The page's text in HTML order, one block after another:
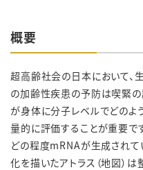
概要
超高齢社会の日本において、
の加齢性疾患の予防は喫緊の
が身体に分子レベルでどの
量的に評価することが重要で
どの程度mRNAが生成され
化を描いたアトラス（地図）は